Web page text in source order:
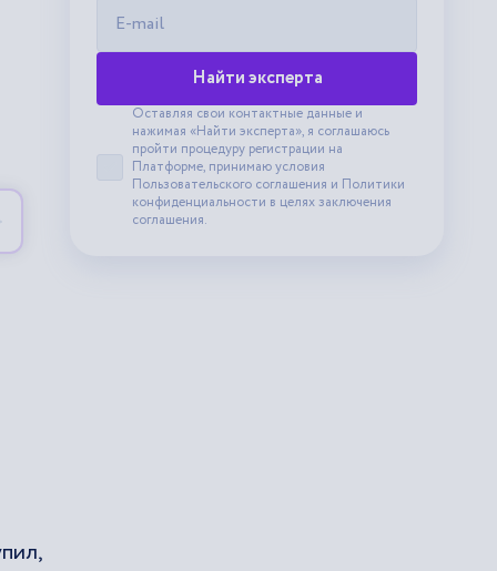
Найти эксперта
Принять пользовательское соглашение
Оставляя свои контактные данные и
нажимая «Найти эксперта», я соглашаюсь
пройти процедуру регистрации на
Платформе, принимаю условия
Пользовательского соглашения и Политики
конфиденциальности в целях заключения
соглашения.